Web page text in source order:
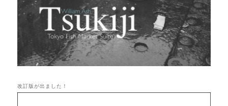
改訂版が出ました！